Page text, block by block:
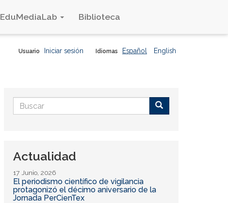
EduMediaLab Biblioteca
Idiomas Español English
Usuario Iniciar sesión
Formulario
de
Actualidad
17 Junio, 2026
El periodismo científico de vigilancia
protagonizó el décimo aniversario de la
Jornada PerCienTex